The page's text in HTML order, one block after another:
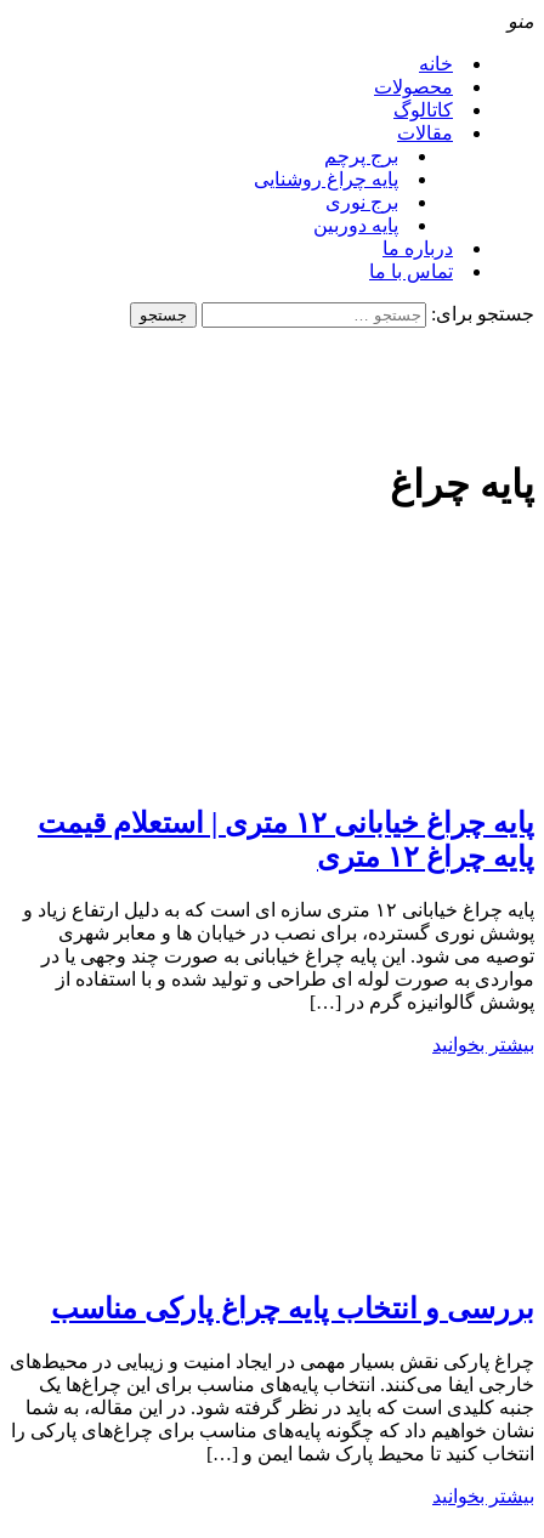
منو
خانه
محصولات
کاتالوگ
مقالات
برج پرچم
پایه چراغ روشنایی
برج نوری
پایه دوربین
درباره ما
تماس با ما
جستجو برای:
پایه چراغ
پایه چراغ خیابانی ۱۲ متری | استعلام قیمت
پایه چراغ ۱۲ متری
پایه چراغ خیابانی ۱۲ متری سازه ای است که به دلیل ارتفاع زیاد و
پوشش نوری گسترده، برای نصب در خیابان ها و معابر شهری
توصیه می شود. این پایه چراغ خیابانی به صورت چند وجهی یا در
مواردی به صورت لوله ای طراحی و تولید شده و با استفاده از
پوشش گالوانیزه گرم در […]
بیشتر بخوانید
بررسی و انتخاب پایه‌ چراغ پارکی مناسب
چراغ‌ پارکی نقش بسیار مهمی در ایجاد امنیت و زیبایی در محیط‌های
خارجی ایفا می‌کنند. انتخاب پایه‌های مناسب برای این چراغ‌ها یک
جنبه کلیدی است که باید در نظر گرفته شود. در این مقاله، به شما
نشان خواهیم داد که چگونه پایه‌های مناسب برای چراغ‌های پارکی را
انتخاب کنید تا محیط پارک شما ایمن و […]
بیشتر بخوانید